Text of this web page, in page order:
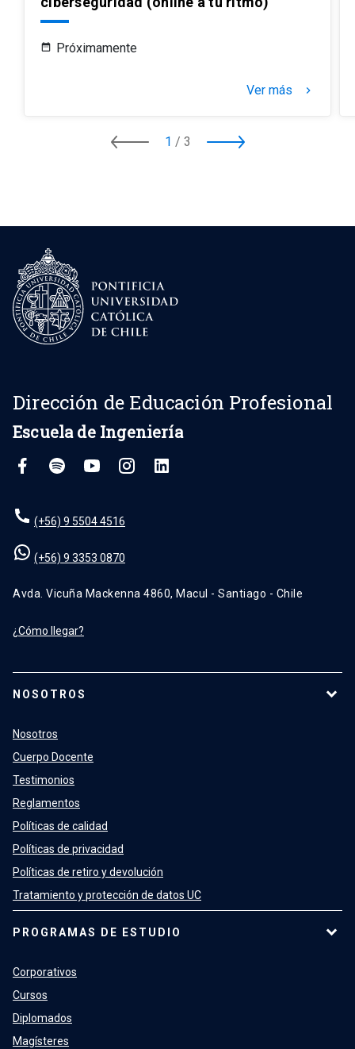
Próximamente
Ver más keyboard_arrow_right
1 / 3
Dirección de Educación Profesional
Escuela de Ingeniería
(+56) 9 5504 4516
(+56) 9 3353 0870
Avda. Vicuña Mackenna 4860, Macul - Santiago - Chile
¿Cómo llegar?
NOSOTROS
Nosotros
Cuerpo Docente
Testimonios
Reglamentos
Políticas de calidad
Políticas de privacidad
Políticas de retiro y devolución
Tratamiento y protección de datos UC
PROGRAMAS DE ESTUDIO
Corporativos
Cursos
Diplomados
Magísteres